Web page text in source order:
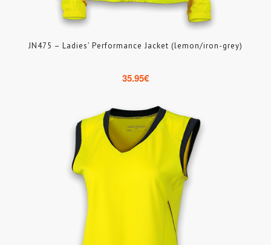
JN475 – Ladies’ Performance Jacket (lemon/iron-grey)
35.95€